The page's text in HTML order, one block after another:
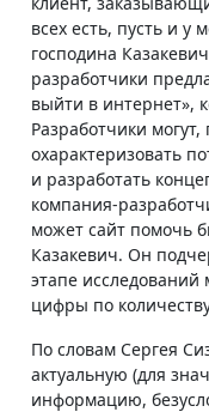
всех есть, пусть и у
господина
разработчики
выйти в интернет»,
Разработчики
охарактеризовать
и разработать
компания-
может сайт помочь
Казакевич. Он
этапе
цифры по
По словам Сергея
актуальную (для
информацию,